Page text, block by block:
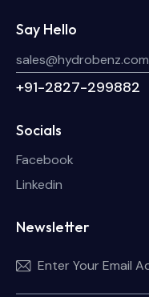
Say Hello
sales@hydrobenz.com
+91-2827-299882
Socials
Facebook
Linkedin
Newsletter